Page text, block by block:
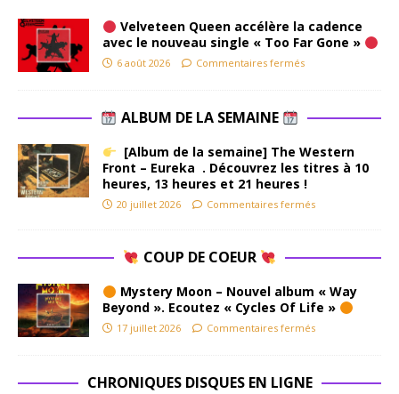
Velveteen Queen accélère la cadence
avec le nouveau single « Too Far Gone »
6 août 2026 Commentaires fermés
ALBUM DE LA SEMAINE
[Album de la semaine] The Western
Front – Eureka . Découvrez les titres à 10
heures, 13 heures et 21 heures !
20 juillet 2026 Commentaires fermés
COUP DE COEUR
Mystery Moon – Nouvel album « Way
Beyond ». Ecoutez « Cycles Of Life »
17 juillet 2026 Commentaires fermés
CHRONIQUES DISQUES EN LIGNE